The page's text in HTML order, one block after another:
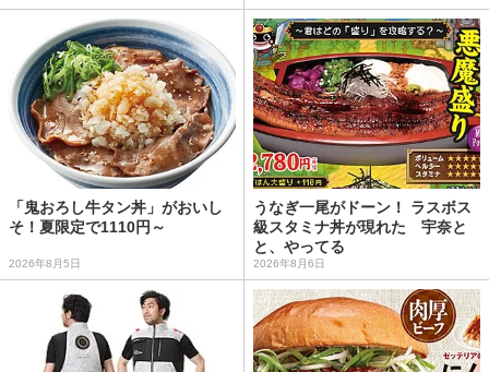
「鬼おろし牛タン丼」がおいし
そ！夏限定で1110円～
2026年8月5日
うなぎ一尾がドーン！ ラスボス
級スタミナ丼が現れた 宇奈と
と、やってる
2026年8月6日